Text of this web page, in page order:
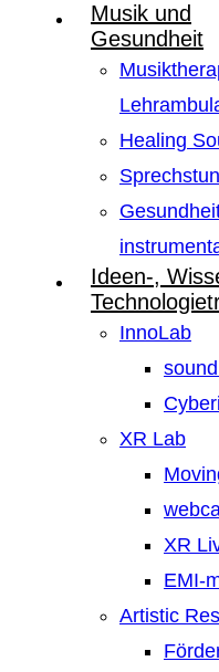
Musik und
Gesundheit
Healing
Ideen-,
InnoLab
XR Lab
XR
EMI-
Artistic